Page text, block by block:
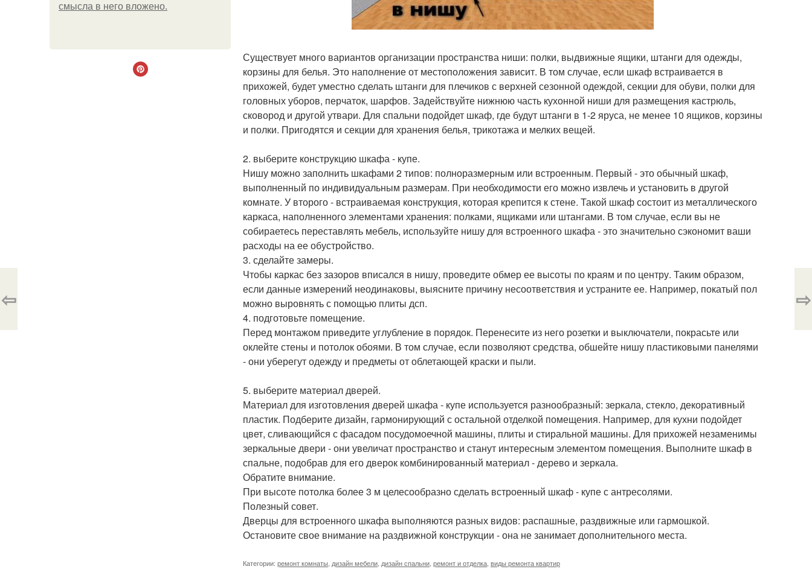
смысла в него вложено.
Существует много вариантов организации пространства ниши: полки, выдвижные ящики, штанги для одежды,
корзины для белья. Это наполнение от местоположения зависит. В том случае, если шкаф встраивается в
прихожей, будет уместно сделать штанги для плечиков с верхней сезонной одеждой, секции для обуви, полки для
головных уборов, перчаток, шарфов. Задействуйте нижнюю часть кухонной ниши для размещения кастрюль,
сковород и другой утвари. Для спальни подойдет шкаф, где будут штанги в 1-2 яруса, не менее 10 ящиков, корзины
и полки. Пригодятся и секции для хранения белья, трикотажа и мелких вещей.
2. выберите конструкцию шкафа - купе.
Нишу можно заполнить шкафами 2 типов: полноразмерным или встроенным. Первый - это обычный шкаф,
выполненный по индивидуальным размерам. При необходимости его можно извлечь и установить в другой
комнате. У второго - встраиваемая конструкция, которая крепится к стене. Такой шкаф состоит из металлического
каркаса, наполненного элементами хранения: полками, ящиками или штангами. В том случае, если вы не
собираетесь переставлять мебель, используйте нишу для встроенного шкафа - это значительно сэкономит ваши
расходы на ее обустройство.
3. сделайте замеры.
Чтобы каркас без зазоров вписался в нишу, проведите обмер ее высоты по краям и по центру. Таким образом,
если данные измерений неодинаковы, выясните причину несоответствия и устраните ее. Например, покатый пол
можно выровнять с помощью плиты дсп.
4. подготовьте помещение.
Перед монтажом приведите углубление в порядок. Перенесите из него розетки и выключатели, покрасьте или
оклейте стены и потолок обоями. В том случае, если позволяют средства, обшейте нишу пластиковыми панелями
- они уберегут одежду и предметы от облетающей краски и пыли.
5. выберите материал дверей.
Материал для изготовления дверей шкафа - купе используется разнообразный: зеркала, стекло, декоративный
пластик. Подберите дизайн, гармонирующий с остальной отделкой помещения. Например, для кухни подойдет
цвет, сливающийся с фасадом посудомоечной машины, плиты и стиральной машины. Для прихожей незаменимы
зеркальные двери - они увеличат пространство и станут интересным элементом помещения. Выполните шкаф в
спальне, подобрав для его дверок комбинированный материал - дерево и зеркала.
Обратите внимание.
При высоте потолка более 3 м целесообразно сделать встроенный шкаф - купе с антресолями.
Полезный совет.
Дверцы для встроенного шкафа выполняются разных видов: распашные, раздвижные или гармошкой.
Остановите свое внимание на раздвижной конструкции - она не занимает дополнительного места.
Категории: ремонт комнаты дизайн мебели дизайн спальни ремонт и отделка виды ремонта квартир
⇦ ⇨